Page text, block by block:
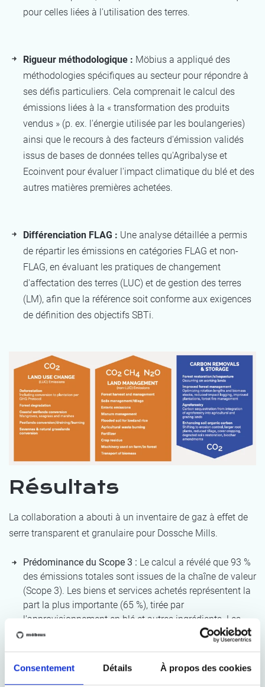
Consentement Détails À propos des cookies
pour celles liées à l'utilisation des terres.
Rigueur méthodologique : Möbius a appliqué des
méthodologies spécifiques au secteur pour répondre à
ses défis particuliers. Cela comprenait le calcul des
émissions liées à la « transformation des produits
vendus » (p. ex. l'énergie utilisée par les boulangeries)
ainsi que le recours à des facteurs d'émission validés
issus de bases de données telles qu'Agribalyse et
Ecoinvent pour évaluer l'impact climatique du blé et des
autres matières premières achetées.
Différenciation FLAG : Une analyse détaillée a permis
de répartir les émissions en catégories FLAG et non-
FLAG, en évaluant les pratiques de changement
d'affectation des terres (LUC) et de gestion des terres
(LM), afin que la référence soit conforme aux exigences
de définition des objectifs SBTi.
Résultats
La collaboration a abouti à un inventaire de gaz à effet de
serre transparent et granulaire pour Dossche Mills.
Prédominance du Scope 3 : Le calcul a révélé que 93 %
des émissions totales sont issues de la chaîne de valeur
(Scope 3). Les biens et services achetés représentent la
part la plus importante (65 %), tirée par
l'approvisionnement en blé et autres ingrédients. Les
émissions liées à la transformation des produits vendus
alimentaires représentent quant à elles 14 % des